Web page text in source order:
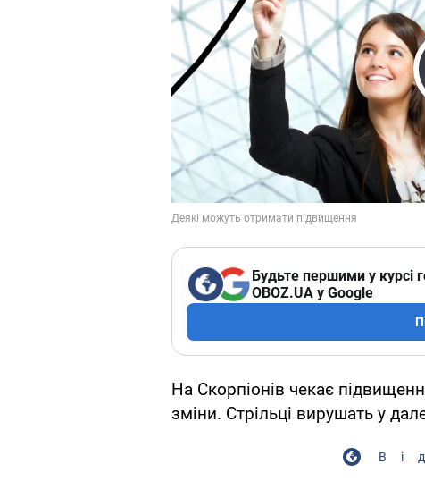
Будьте першими у курсі
OBOZ.UA у Google
На Скорпіонів чекає
зміни. Стрільці вирушать у